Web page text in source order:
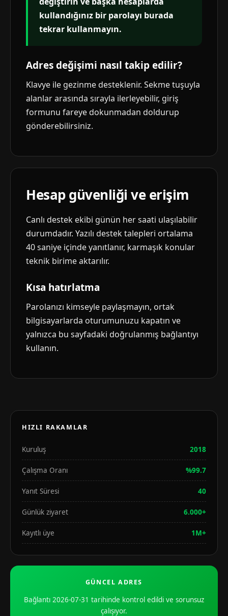
kullandığınız bir parolayı burada
tekrar kullanmayın.
Adres değişimi nasıl takip edilir?
Klavye ile gezinme desteklenir. Sekme tuşuyla
alanlar arasında sırayla ilerleyebilir, giriş
formunu fareye dokunmadan doldurup
gönderebilirsiniz.
Hesap güvenliği ve erişim
Canlı destek ekibi günün her saati ulaşılabilir
durumdadır. Yazılı destek talepleri ortalama
40 saniye içinde yanıtlanır, karmaşık konular
teknik birime aktarılır.
Kısa hatırlatma
Parolanızı kimseyle paylaşmayın, ortak
bilgisayarlarda oturumunuzu kapatın ve
yalnızca bu sayfadaki doğrulanmış bağlantıyı
kullanın.
HIZLI RAKAMLAR
Kuruluş 2018
Çalışma Oranı %99.7
Yanıt Süresi 40
Günlük ziyaret 6.000+
Kayıtlı üye 1M+
GÜNCEL ADRES
Bağlantı 2026-07-31 tarihinde kontrol edildi ve sorunsuz
çalışıyor.